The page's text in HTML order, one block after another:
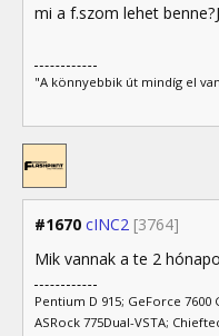
mi a f.szom lehet
"A könnyebbik út mindíg el
#1670 cINC2 [3764]
Mik vannak a te 2
Pentium D 915; GeForce 7600
ASRock 775Dual-VSTA;